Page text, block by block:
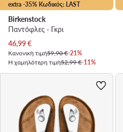
extra -35% Κωδικός: LAST
Birkenstock
Παντόφλες · Γκρι
Τρέχουσα τιμή
46,99€
Κανονική τιμή59,90 €-21%
Η χαμηλότερη τιμή52,99 €-11%